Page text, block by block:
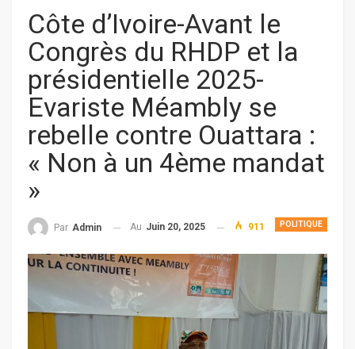
Côte d’Ivoire-Avant le
Congrès du RHDP et la
présidentielle 2025-
Evariste Méambly se
rebelle contre Ouattara :
« Non à un 4ème mandat
»
POLITIQUE
Par Admin Au Juin 20, 2025 911